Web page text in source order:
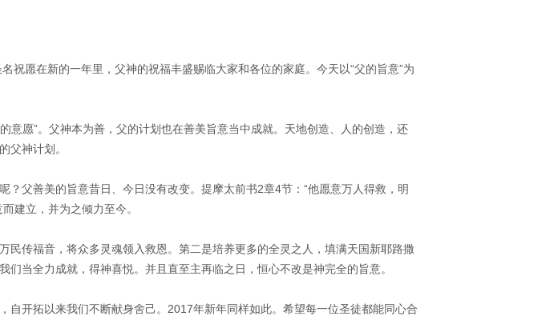
祝愿在新的一年里，父神的祝福丰盛赐临大家和各位的家庭。今天以“父的旨意”为
意愿”。父神本为善，父的计划也在善美旨意当中成就。天地创造、人的创造，还
父神计划。
？父善美的旨意昔日、今日没有改变。提摩太前书2章4节：“他愿意万人得救，明
建立，并为之倾力至今。
民传福音，将众多灵魂领入救恩。第二是培养更多的全灵之人，填满天国新耶路撒
们当全力成就，得神喜悦。并且直至主再临之日，恒心不改是神完全的旨意。
自开拓以来我们不断献身舍己。2017年新年同样如此。希望每一位圣徒都能同心合